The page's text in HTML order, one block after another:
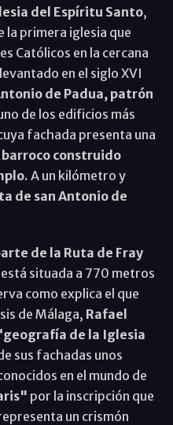
del Espíritu Santo,
la primera iglesia que
Católicos en la cercana
en el siglo XVI
de Padua, patrón
de los edificios más
fachada presenta una
construido
A un kilómetro y
de san Antonio de
de la Ruta de Fray
situada a 770 metros
como explica el que
de Málaga, Rafael
de la Iglesia
sus fachadas unos
en el mundo de
por la inscripción que
un crismón